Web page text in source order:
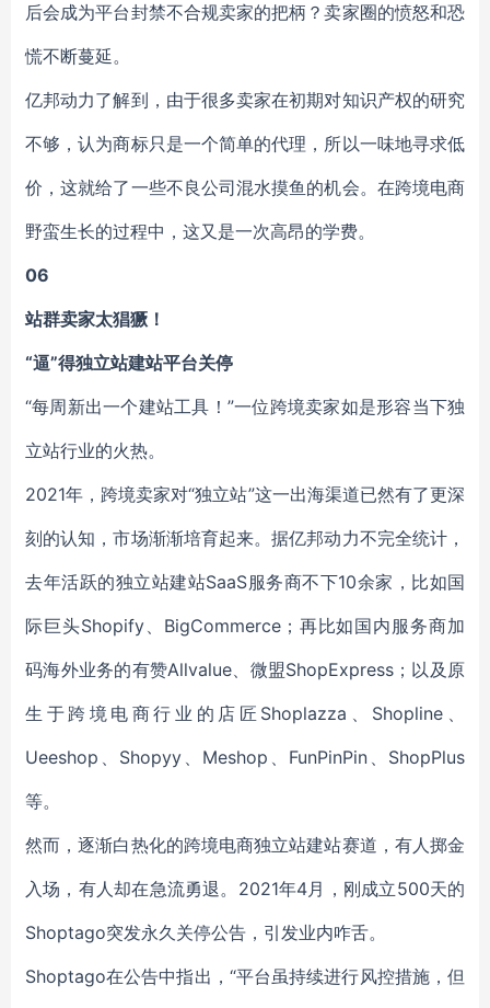
后会成为平台封禁不合规卖家的把柄？卖家圈的愤怒和恐
慌不断蔓延。
亿邦动力了解到，由于很多卖家在初期对知识产权的研究
不够，认为商标只是一个简单的代理，所以一味地寻求低
价，这就给了一些不良公司混水摸鱼的机会。在跨境电商
野蛮生长的过程中，这又是一次高昂的学费。
06
站群卖家太猖獗！
“逼”得独立站建站平台关停
“每周新出一个建站工具！”一位跨境卖家如是形容当下独
立站行业的火热。
2021年，跨境卖家对“独立站”这一出海渠道已然有了更深
刻的认知，市场渐渐培育起来。据亿邦动力不完全统计，
去年活跃的独立站建站SaaS服务商不下10余家，比如国
际巨头Shopify、BigCommerce；再比如国内服务商加
码海外业务的有赞Allvalue、微盟ShopExpress；以及原
生于跨境电商行业的店匠Shoplazza、Shopline、
Ueeshop、Shopyy、Meshop、FunPinPin、ShopPlus
等。
然而，逐渐白热化的跨境电商独立站建站赛道，有人掷金
入场，有人却在急流勇退。2021年4月，刚成立500天的
Shoptago突发永久关停公告，引发业内咋舌。
Shoptago在公告中指出，“平台虽持续进行风控措施，但